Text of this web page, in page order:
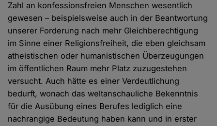
Zahl an konfessionsfreien Menschen wesentlich
gewesen – beispielsweise auch in der Beantwortung
unserer Forderung nach mehr Gleichberechtigung
im Sinne einer Religionsfreiheit, die eben gleichsam
atheistischen oder humanistischen Überzeugungen
im öffentlichen Raum mehr Platz zuzugestehen
versucht. Auch hätte es einer Verdeutlichung
bedurft, wonach das weltanschauliche Bekenntnis
für die Ausübung eines Berufes lediglich eine
nachrangige Bedeutung haben kann und in erster